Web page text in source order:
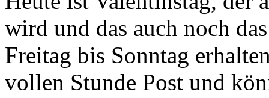
wird und das auch noch
Freitag bis Sonntag
vollen Stunde Post und